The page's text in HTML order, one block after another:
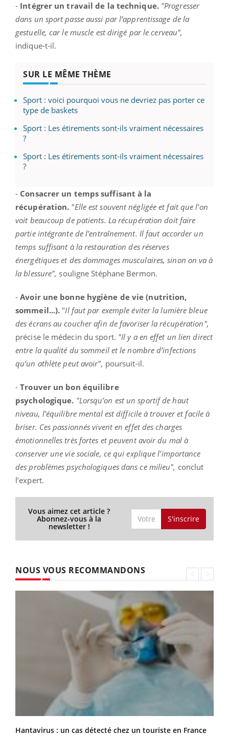
- Intégrer un travail de la technique. "Progresser
dans un sport passe aussi par l’apprentissage de la
gestuelle, car le muscle est dirigé par le cerveau",
indique-t-il.
SUR LE MÊME THÈME
Sport : voici pourquoi vous ne devriez pas porter ce
type de baskets
Sport : Les étirements sont-ils vraiment nécessaires
?
Sport : Les étirements sont-ils vraiment nécessaires
?
- Consacrer un temps suffisant à la
récupération. "Elle est souvent négligée et fait que l’on
voit beaucoup de patients. La récupération doit faire
partie intégrante de l’entraînement. Il faut accorder un
temps suffisant à la restauration des réserves
énergétiques et des dommages musculaires, sinon on va à
la blessure", souligne Stéphane Bermon.
-Avoir une bonne hygiène de vie (nutrition,
sommeil...). "Il faut par exemple éviter la lumière bleue
des écrans au coucher afin de favoriser la récupération",
précise le médecin du sport. "Il y a en effet un lien direct
entre la qualité du sommeil et le nombre d’infections
qu’un athlète peut avoir", poursuit-il.
-Trouver un bon équilibre
psychologique. "Lorsqu’on est un sportif de haut
niveau, l’équilibre mental est difficile à trouver et facile à
briser. Ces passionnés vivent en effet des charges
émotionnelles très fortes et peuvent avoir du mal à
conserver une vie sociale, ce qui explique l’importance
des problèmes psychologiques dans ce milieu", conclut
l’expert.
Vous aimez cet article ?
Abonnez-vous à la
newsletter !
S'inscrire
NOUS VOUS RECOMMANDONS
Hantavirus : un cas détecté chez un touriste en France